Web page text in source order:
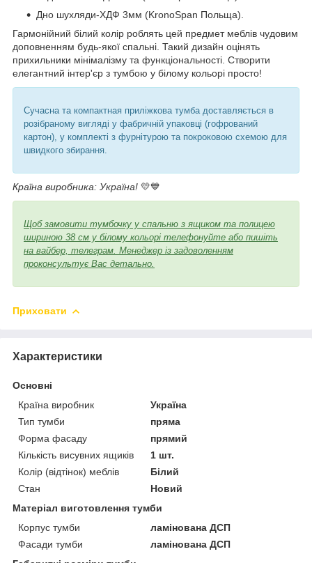
Дно шухляди-ХДФ 3мм (KronoSpan Польща).
Гармонійний білий колір роблять цей предмет меблів чудовим
доповненням будь-якої спальні. Такий дизайн оцінять
прихильники мінімалізму та функціональності. Створити
елегантний інтер'єр з тумбою у білому кольорі просто!
Сучасна та компактная приліжкова тумба доставляється в
розібраному вигляді у фабричній упаковці (гофрований
картон), у комплекті з фурнітурою та покроковою схемою для
швидкого збирання.
Країна виробника: Україна! 💛💙
Щоб замовити тумбочку у спальню з ящиком та полицею
шириною 38 см у білому кольорі телефонуйте або пишіть
на вайбер, телеграм. Менеджер із задоволенням
проконсультує Вас детально.
Приховати
Характеристики
Основні
Країна виробник
Україна
Тип тумби
пряма
Форма фасаду
прямий
Кількість висувних ящиків
1 шт.
Колір (відтінок) меблів
Білий
Стан
Новий
Матеріал виготовлення тумби
Корпус тумби
ламінована ДСП
Фасади тумби
ламінована ДСП